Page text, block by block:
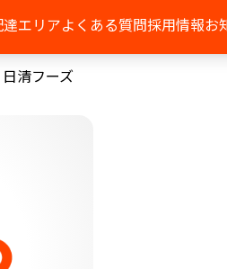
達エリアよくある質問採用情報お
清フーズ